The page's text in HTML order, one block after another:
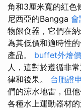
角和3厘米寬的紅色
尼西亞的Bangga 會
物餵食器，它們在
為其低價和適時性
產品。 buffet外燴
人，這對於遵循非
律和後果。 台胞證
們的涼水地雷，但
各種水上運動器材